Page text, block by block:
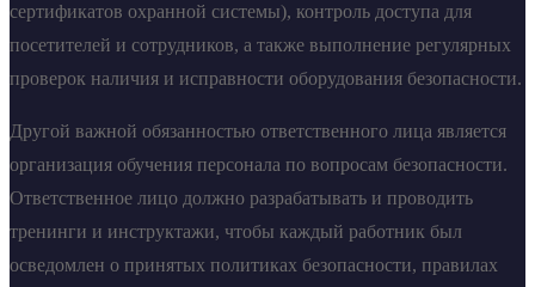
сертификатов охранной системы), контроль доступа для
посетителей и сотрудников, а также выполнение регулярных
проверок наличия и исправности оборудования безопасности.
Другой важной обязанностью ответственного лица является
организация обучения персонала по вопросам безопасности.
Ответственное лицо должно разрабатывать и проводить
тренинги и инструктажи, чтобы каждый работник был
осведомлен о принятых политиках безопасности, правилах